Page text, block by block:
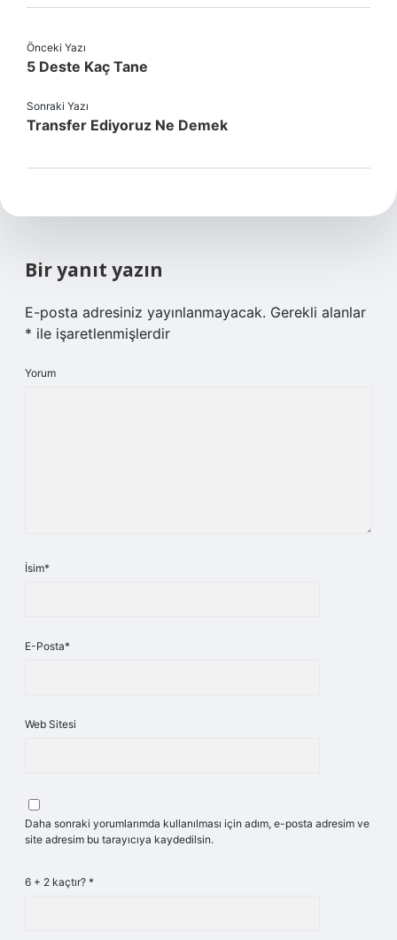
Önceki Yazı
5 Deste Kaç Tane
Sonraki Yazı
Transfer Ediyoruz Ne Demek
Bir yanıt yazın
E-posta adresiniz yayınlanmayacak. Gerekli alanlar
* ile işaretlenmişlerdir
Yorum
İsim*
E-Posta*
Web Sitesi
Daha sonraki yorumlarımda kullanılması için adım, e-posta adresim ve
site adresim bu tarayıcıya kaydedilsin.
6 + 2 kaçtır? *